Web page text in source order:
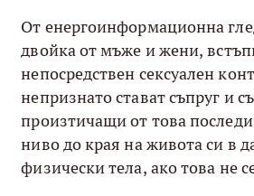
От енергоинформационна
двойка от мъже и жени,
непосредствен сексуален
непризнато стават съпруг и
произтичащи от това
ниво до края на живота си в
физически тела, ако това не